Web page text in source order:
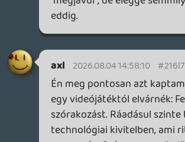
Ra1D3n
Játszottam vele, de sanszosan nem abban
az évben amikor kijött. Egynek jó játék
volt, de számomra az ilyen zombis
hentelős játékok abszolút érdeklődési
körön kívül eső címek. Néha becsúszik 1-1,
de abszolút nem érzek semmi ingert, hogy
ilyen játékokért tudjak rajongani. Egynek